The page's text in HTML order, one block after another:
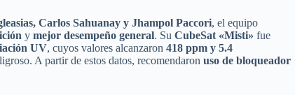
Carlos Sahuanay y Jhampol Paccori, el equipo
y mejor desempeño general. Su CubeSat «Misti» fue
UV, cuyos valores alcanzaron 418 ppm y 5.4
A partir de estos datos, recomendaron uso de bloqueador